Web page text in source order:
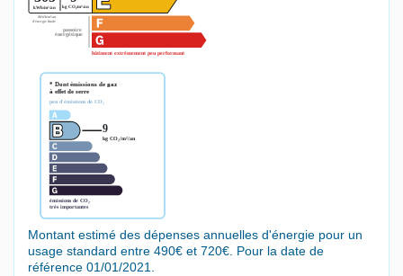
Montant estimé des dépenses annuelles d'énergie pour un
usage standard entre 490€ et 720€. Pour la date de
référence 01/01/2021.